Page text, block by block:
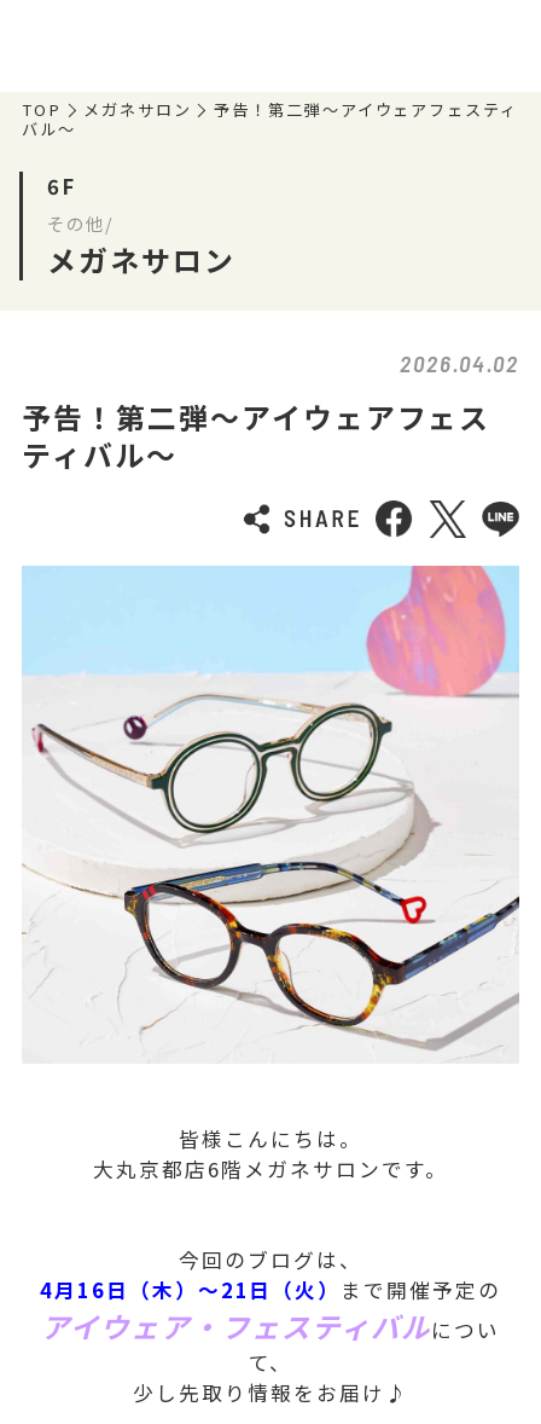
TOP メガネサロン
予告！第二弾～アイウェアフェスティ
バル～
6F
その他/
メガネサロン
2026.04.02
予告！第二弾～アイウェアフェス
ティバル～
皆様こんにちは。
大丸京都店6階メガネサロンです。
今回のブログは、
4月16日（木）～21日（火）
まで開催予定の
アイウェア・フェスティバルについ
て、
少し先取り情報をお届け♪